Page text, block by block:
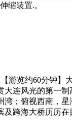
缩装置.。
游览约60分钟】
大连风光的第一
湾；俯视西南，
及跨海大桥历历在